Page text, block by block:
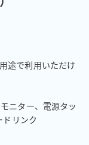
途で利用いただけ
ニター、電源タッ
リンク